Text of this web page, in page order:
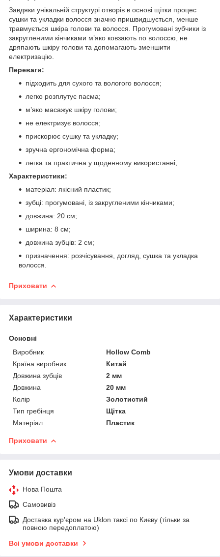
Завдяки унікальній структурі отворів в основі щітки процес
сушки та укладки волосся значно пришвидшується, менше
травмується шкіра голови та волосся. Прогумовані зубчики із
закругленими кінчиками м’яко ковзають по волоссю, не
дряпають шкіру голови та допомагають зменшити
електризацію.
Переваги:
підходить для сухого та вологого волосся;
легко розплутує пасма;
м’яко масажує шкіру голови;
не електризує волосся;
прискорює сушку та укладку;
зручна ергономічна форма;
легка та практична у щоденному використанні;
Характеристики:
матеріал: якісний пластик;
зубці: прогумовані, із закругленими кінчиками;
довжина: 20 см;
ширина: 8 см;
довжина зубців: 2 см;
призначення: розчісування, догляд, сушка та укладка
волосся.
Приховати
Характеристики
Основні
Виробник
Hollow Comb
Країна виробник
Китай
Довжина зубців
2 мм
Довжина
20 мм
Колір
Золотистий
Тип гребінця
Щітка
Матеріал
Пластик
Приховати
Умови доставки
Нова Пошта
Самовивіз
Доставка кур'єром на Uklon таксі по Києву (тільки за
повною передоплатою)
Всі умови доставки